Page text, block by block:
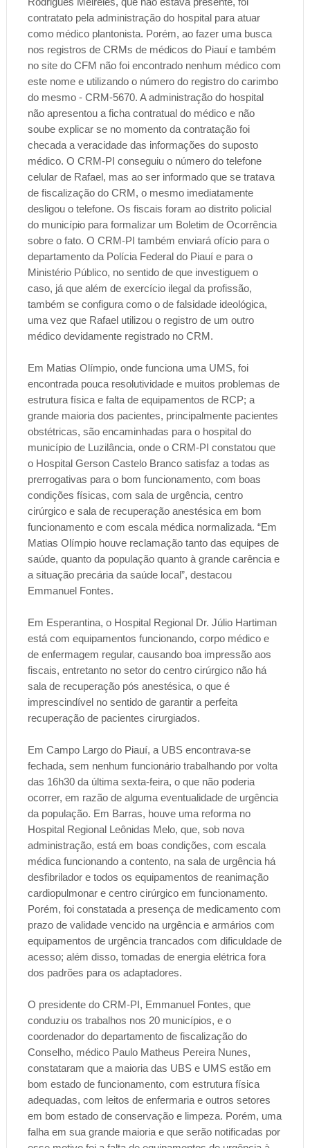
contratato pela administração do hospital para atuar
como médico plantonista. Porém, ao fazer uma busca
nos registros de CRMs de médicos do Piauí e também
no site do CFM não foi encontrado nenhum médico com
este nome e utilizando o número do registro do carimbo
do mesmo - CRM-5670. A administração do hospital
não apresentou a ficha contratual do médico e não
soube explicar se no momento da contratação foi
checada a veracidade das informações do suposto
médico. O CRM-PI conseguiu o número do telefone
celular de Rafael, mas ao ser informado que se tratava
de fiscalização do CRM, o mesmo imediatamente
desligou o telefone. Os fiscais foram ao distrito policial
do município para formalizar um Boletim de Ocorrência
sobre o fato. O CRM-PI também enviará ofício para o
departamento da Polícia Federal do Piauí e para o
Ministério Público, no sentido de que investiguem o
caso, já que além de exercício ilegal da profissão,
também se configura como o de falsidade ideológica,
uma vez que Rafael utilizou o registro de um outro
médico devidamente registrado no CRM.
Em Matias Olímpio, onde funciona uma UMS, foi
encontrada pouca resolutividade e muitos problemas de
estrutura física e falta de equipamentos de RCP; a
grande maioria dos pacientes, principalmente pacientes
obstétricas, são encaminhadas para o hospital do
município de Luzilância, onde o CRM-PI constatou que
o Hospital Gerson Castelo Branco satisfaz a todas as
prerrogativas para o bom funcionamento, com boas
condições físicas, com sala de urgência, centro
cirúrgico e sala de recuperação anestésica em bom
funcionamento e com escala médica normalizada. “Em
Matias Olímpio houve reclamação tanto das equipes de
saúde, quanto da população quanto à grande carência e
a situação precária da saúde local”, destacou
Emmanuel Fontes.
Em Esperantina, o Hospital Regional Dr. Júlio Hartiman
está com equipamentos funcionando, corpo médico e
de enfermagem regular, causando boa impressão aos
fiscais, entretanto no setor do centro cirúrgico não há
sala de recuperação pós anestésica, o que é
imprescindível no sentido de garantir a perfeita
recuperação de pacientes cirurgiados.
Em Campo Largo do Piauí, a UBS encontrava-se
fechada, sem nenhum funcionário trabalhando por volta
das 16h30 da última sexta-feira, o que não poderia
ocorrer, em razão de alguma eventualidade de urgência
da população. Em Barras, houve uma reforma no
Hospital Regional Leônidas Melo, que, sob nova
administração, está em boas condições, com escala
médica funcionando a contento, na sala de urgência há
desfibrilador e todos os equipamentos de reanimação
cardiopulmonar e centro cirúrgico em funcionamento.
Porém, foi constatada a presença de medicamento com
prazo de validade vencido na urgência e armários com
equipamentos de urgência trancados com dificuldade de
acesso; além disso, tomadas de energia elétrica fora
dos padrões para os adaptadores.
O presidente do CRM-PI, Emmanuel Fontes, que
conduziu os trabalhos nos 20 municípios, e o
coordenador do departamento de fiscalização do
Conselho, médico Paulo Matheus Pereira Nunes,
constataram que a maioria das UBS e UMS estão em
bom estado de funcionamento, com estrutura física
adequadas, com leitos de enfermaria e outros setores
em bom estado de conservação e limpeza. Porém, uma
falha em sua grande maioria e que serão notificadas por